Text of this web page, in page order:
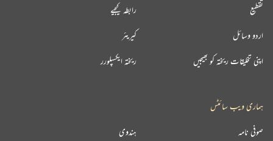
تقطیع
اردو وسائل
اپنی تخلیقات ریختہ کو بھیجیں
رابطہ کیجیے
کیریئر
ریختہ ایکسپلورر
ہماری ویب سائٹس
ہندوی صوفی نامہ